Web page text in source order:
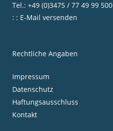
Tel.: +49 (0)3475 / 77 49 99 500
: : E-Mail versenden
Rechtliche Angaben
Impressum
Datenschutz
Haftungsausschluss
Kontakt